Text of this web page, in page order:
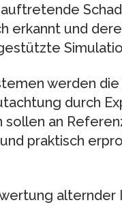
erkannt und
werden
durch
an
praktisch